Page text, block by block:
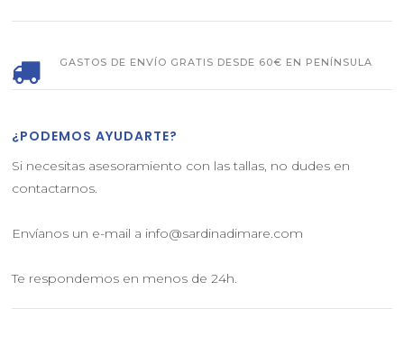
GASTOS DE ENVÍO GRATIS DESDE 60€ EN PENÍNSULA
¿PODEMOS AYUDARTE?
Si necesitas asesoramiento con las tallas, no dudes en
contactarnos.
Envíanos un e-mail a info@sardinadimare.com
Te respondemos en menos de 24h.